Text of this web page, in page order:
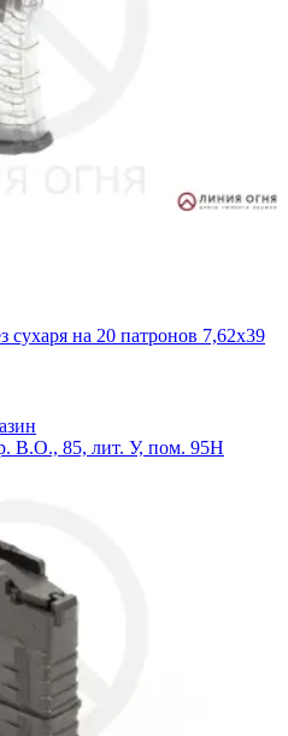
сухаря на 20 патронов 7,62х39
В.О., 85, лит. У, пом. 95Н